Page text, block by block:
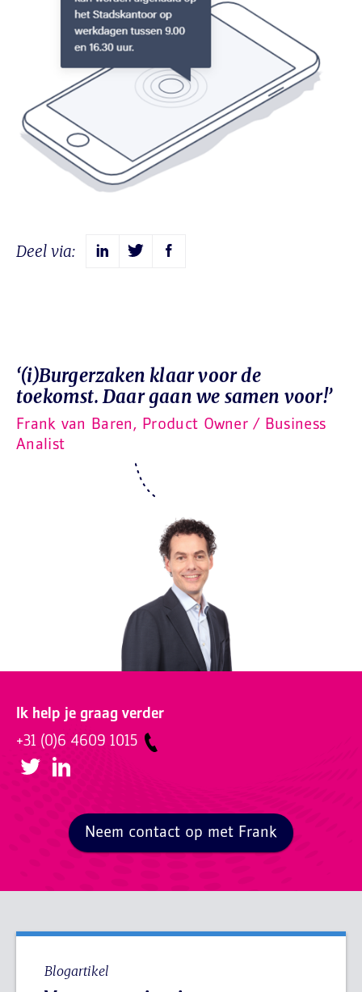
Deel via:
‘(i)Burgerzaken klaar voor de
toekomst. Daar gaan we samen voor!’
Frank van Baren, Product Owner / Business
Analist
Ik help je graag verder
+31 (0)6 4609 1015
Neem contact op met Frank
Blogartikel